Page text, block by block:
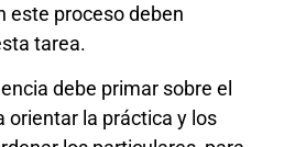
este proceso deben
tarea.
debe primar sobre el
orientar la práctica y los